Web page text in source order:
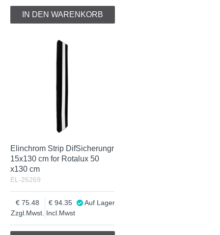
IN DEN WARENKORB
Elinchrom Strip DifSicherungr
15x130 cm for Rotalux 50
x130 cm
EL-26269
Zzgl.Mwst.
75.48
Incl.Mwst
94.35 Auf Lager